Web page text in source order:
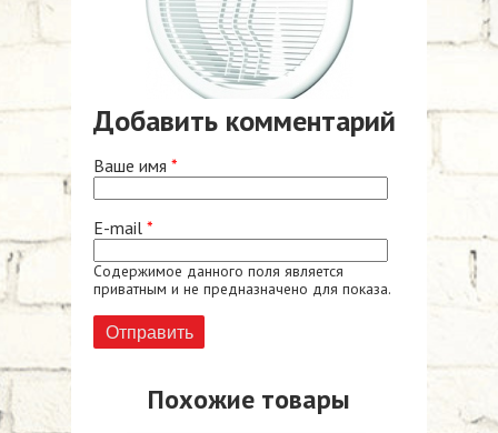
Добавить комментарий
Ваше имя *
E-mail *
Содержимое данного поля является
приватным и не предназначено для показа.
Похожие товары